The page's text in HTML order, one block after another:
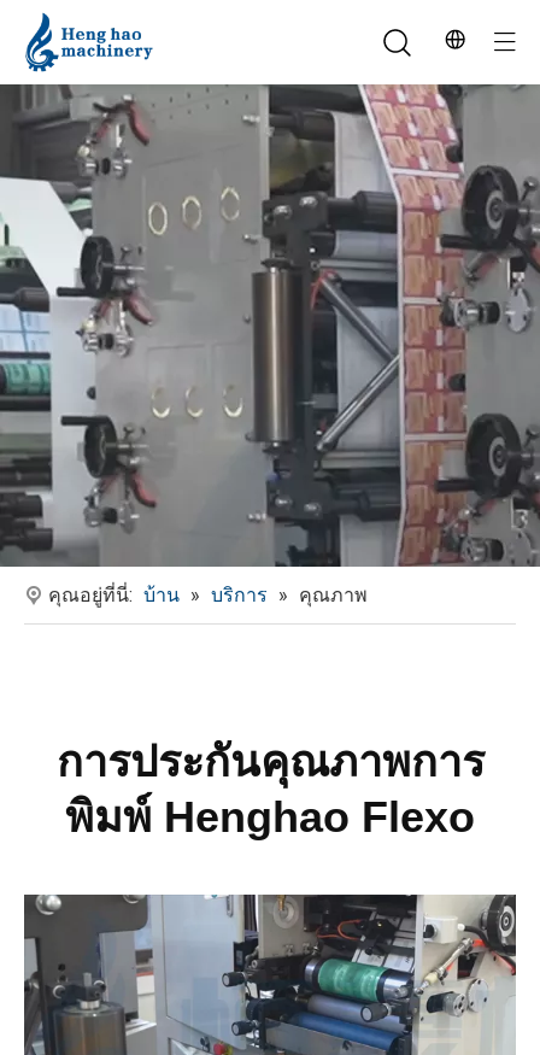
คุณอยู่ที่นี่: บ้าน » บริการ » คุณภาพ
การประกันคุณภาพการ
พิมพ์ Henghao Flexo